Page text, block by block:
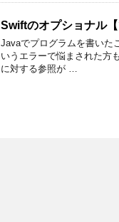
Swiftのオプショナル
Javaでプログラムを書いた
いうエラーで悩まされた方
に対する参照が …